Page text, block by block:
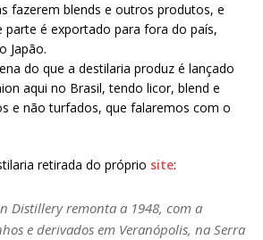
fazerem blends e outros produtos, e
parte é exportado para fora do país,
Japão.
do que a destilaria produz é lançado
aqui no Brasil, tendo licor, blend e
e não turfados, que falaremos com o
retirada do próprio site:
Distillery remonta a 1948, com a
e derivados em Veranópolis, na Serra